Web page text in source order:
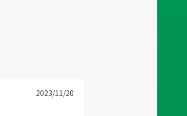
2023/11/20